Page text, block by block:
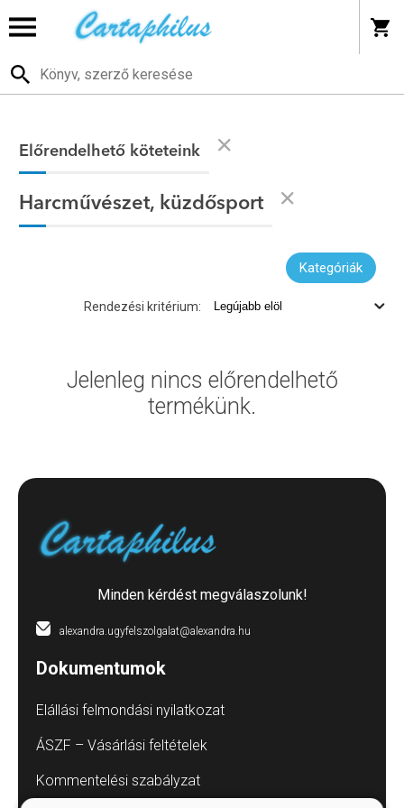
Előrendelhető köteteink
Harcművészet, küzdősport
Kategóriák
Rendezési kritérium:
Jelenleg nincs előrendelhető
termékünk.
Minden kérdést megválaszolunk!
alexandra.ugyfelszolgalat@alexandra.hu
Dokumentumok
Elállási felmondási nyilatkozat
ÁSZF – Vásárlási feltételek
Kommentelési szabályzat